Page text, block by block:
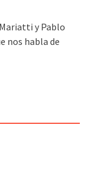
y Pablo
nos habla de